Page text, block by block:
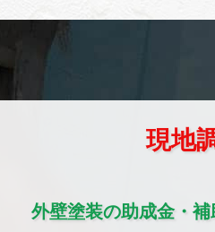
現地
外壁塗装の助成金・